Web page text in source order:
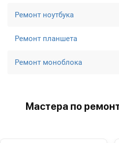
Ремонт ноутбука
Ремонт планшета
Ремонт моноблока
Мастера по